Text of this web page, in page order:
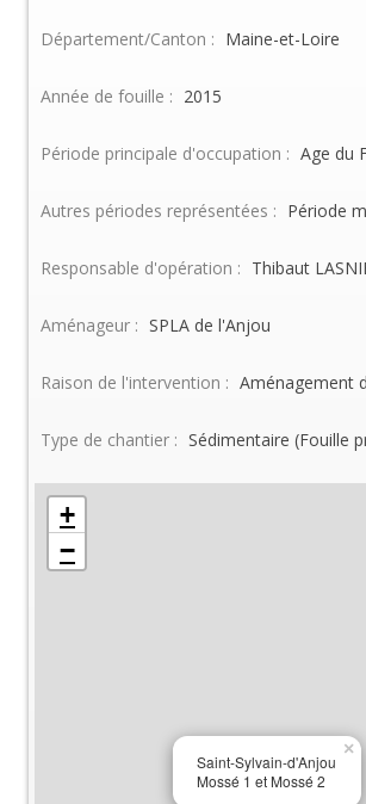
Département/Canton : Maine-et-Loire
Année de fouille : 2015
Période principale d'occupation : Age du
Autres périodes représentées : Période
Responsable d'opération : Thibaut
Aménageur : SPLA de l'Anjou
Raison de l'intervention : Aménagement
Type de chantier : Sédimentaire (Fouille
Saint-Sylvain-d'Anjou
Mossé 1 et Mossé 2
×
+
−